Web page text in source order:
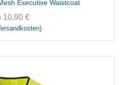
Executive Waistcoat
10,90€